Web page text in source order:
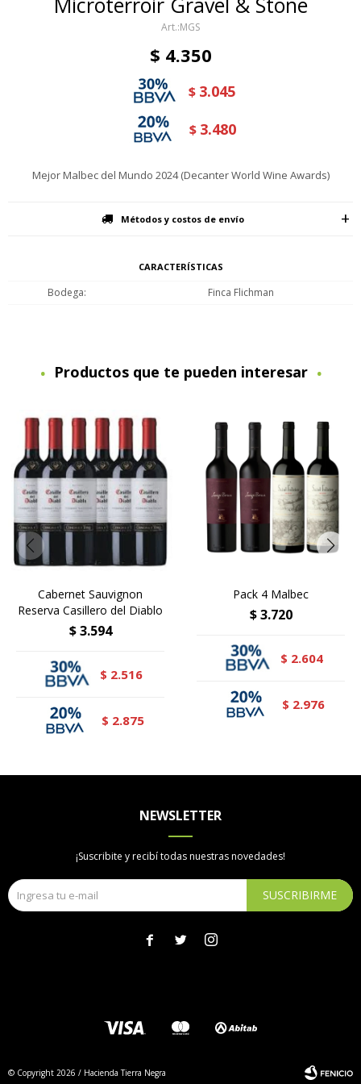
MGS
$ 4.350
$ 3.045
$ 3.480
Mejor Malbec del Mundo 2024 (Decanter World Wine Awards)
Métodos y costos de envío
CARACTERÍSTICAS
Bodega Finca Flichman
Productos que te pueden interesar
Cabernet Sauvignon
Reserva Casillero del Diablo
$ 3.594
$ 2.516
$ 2.875
Pack 4 Malbec
$ 3.720
$ 2.604
$ 2.976
NEWSLETTER
¡Suscribite y recibí todas nuestras novedades!
SUSCRIBIRME
  
© Copyright 2026 / Hacienda Tierra Negra